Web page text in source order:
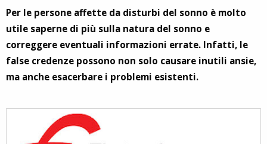
Per le persone affette da disturbi del sonno è molto
utile saperne di più sulla natura del sonno e
correggere eventuali informazioni errate. Infatti, le
false credenze possono non solo causare inutili ansie,
ma anche esacerbare i problemi esistenti.